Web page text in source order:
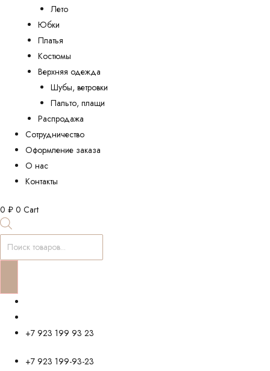
Лето
Юбки
Платья
Костюмы
Верхняя одежда
Шубы, ветровки
Пальто, плащи
Распродажа
Сотрудничество
Оформление заказа
О нас
Контакты
0 ₽ 0 Cart
Поиск
товаров
+7 923 199 93 23
+7 923 199-93-23